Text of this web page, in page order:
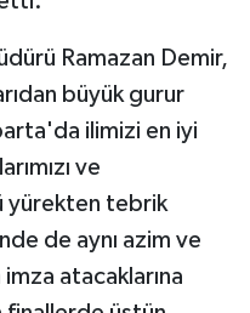
Ramazan Demir,
büyük gurur
ilimizi en iyi
ve
yürekten tebrik
de aynı azim ve
imza atacaklarına